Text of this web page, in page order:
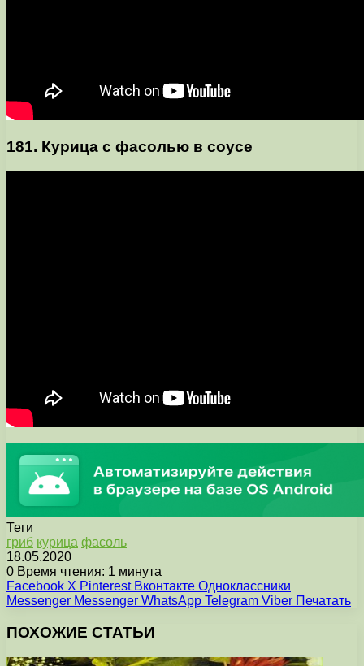
181. Курица с фасолью в соусе
Теги
гриб курица фасоль
18.05.2020
0 Время чтения: 1 минута
Facebook X Pinterest Вконтакте Одноклассники
Messenger Messenger WhatsApp Telegram Viber Печатать
ПОХОЖИЕ СТАТЬИ